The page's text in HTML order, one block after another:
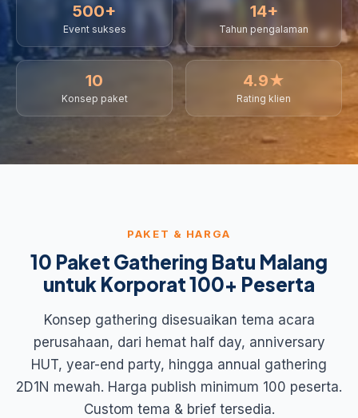
500+
Event sukses
14+
Tahun pengalaman
10
Konsep paket
4.9★
Rating klien
PAKET & HARGA
10 Paket Gathering Batu Malang
untuk Korporat 100+ Peserta
Konsep gathering disesuaikan tema acara
perusahaan, dari hemat half day, anniversary
HUT, year-end party, hingga annual gathering
2D1N mewah. Harga publish minimum 100 peserta.
Custom tema & brief tersedia.